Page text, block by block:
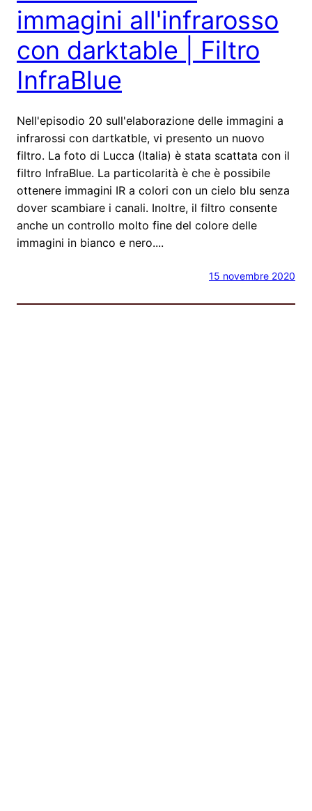
immagini all'infrarosso
con darktable | Filtro
InfraBlue
Nell'episodio 20 sull'elaborazione delle immagini a
infrarossi con dartkatble, vi presento un nuovo
filtro. La foto di Lucca (Italia) è stata scattata con il
filtro InfraBlue. La particolarità è che è possibile
ottenere immagini IR a colori con un cielo blu senza
dover scambiare i canali. Inoltre, il filtro consente
anche un controllo molto fine del colore delle
immagini in bianco e nero....
15 novembre 2020